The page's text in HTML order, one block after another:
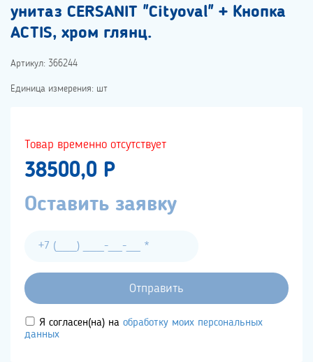
унитаз CERSANIT "Cityoval" + Кнопка
ACTIS, хром глянц.
Артикул: 366244
Единица измерения: шт
Товар временно отсутствует
38500,0 P
Оставить заявку
Я согласен(на) на обработку моих персональных
данных